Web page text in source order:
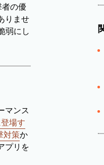
の優
りませ
弱にし
マンス
場す
対策か
プリを